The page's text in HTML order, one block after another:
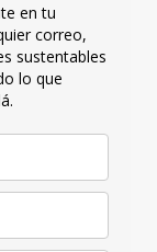
en tu
correo,
sustentables
lo que